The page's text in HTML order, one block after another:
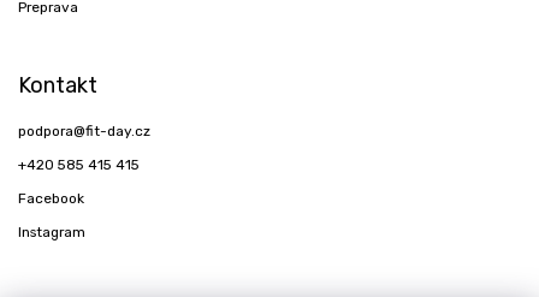
Preprava
Kontakt
podpora@fit-day.cz
+420 585 415 415
Facebook
Instagram